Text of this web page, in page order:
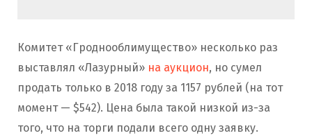
Комитет «Гроднооблимущество» несколько раз
выставлял «Лазурный» на аукцион, но сумел
продать только в 2018 году за 1157 рублей (на тот
момент — $542). Цена была такой низкой из-за
того, что на торги подали всего одну заявку.